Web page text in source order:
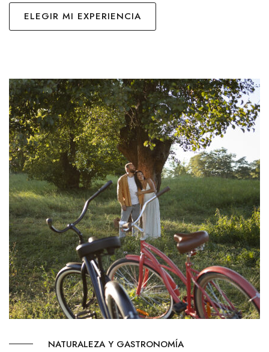
ELEGIR MI EXPERIENCIA
NATURALEZA Y GASTRONOMÍA